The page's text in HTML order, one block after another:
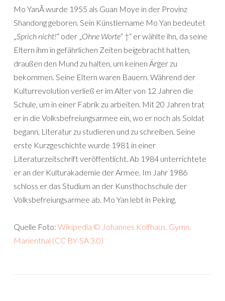
Mo YanÂ wurde 1955 als Guan Moye in der Provinz
Shandong geboren. Sein Künstlername Mo Yan bedeutet
„Sprich nicht!“ oder „Ohne Worte“ †“ er wählte ihn, da seine
Eltern ihm in gefährlichen Zeiten beigebracht hatten,
draußen den Mund zu halten, um keinen Ärger zu
bekommen. Seine Eltern waren Bauern. Während der
Kulturrevolution verließ er im Alter von 12 Jahren die
Schule, um in einer Fabrik zu arbeiten. Mit 20 Jahren trat
er in die Volksbefreiungsarmee ein, wo er noch als Soldat
begann, Literatur zu studieren und zu schreiben. Seine
erste Kurzgeschichte wurde 1981 in einer
Literaturzeitschrift veröffentlicht. Ab 1984 unterrichtete
er an der Kulturakademie der Armee. Im Jahr 1986
schloss er das Studium an der Kunsthochschule der
Volksbefreiungsarmee ab. Mo Yan lebt in Peking.
Quelle Foto: Wikipedia © Johannes Kolfhaus, Gymn.
Marienthal (CC BY-SA 3.0)